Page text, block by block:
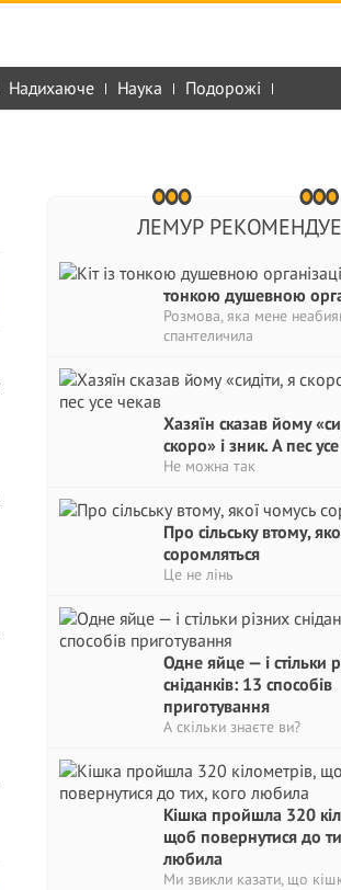
Надихаюче Наука Подорожі
ЛЕМУР
тонкою душевною
Розмова, яка мене
спантеличила
Хазяїн сказав йому
скоро» і зник. А пес
Не можна так
Про сільську втому,
соромляться
Це не лінь
Одне яйце — і стільки
сніданків: 13 способів
приготування
А скільки знаєте ви?
Кішка пройшла 320
щоб повернутися до
любила
Ми звикли казати, що